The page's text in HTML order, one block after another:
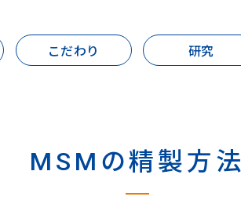
こだわり 研究
MSMの精製方法